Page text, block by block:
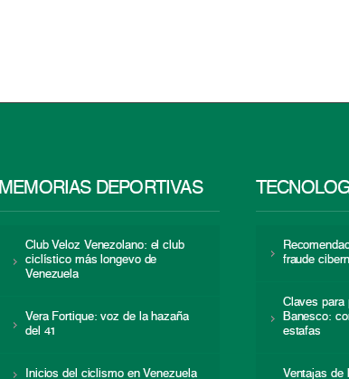
MEMORIAS DEPORTIVAS
Club Veloz Venezolano: el club
ciclístico más longevo de
Venezuela
Vera Fortique: voz de la hazaña
del 41
Inicios del ciclismo en Venezuela
fraude
Claves para
Banesco:
estafas
Ventajas de